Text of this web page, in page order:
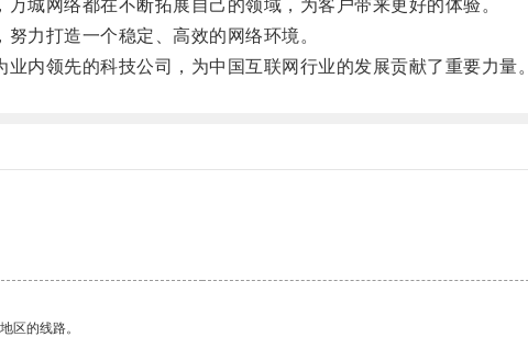
网络都在不断拓展自己的领域，为客户带来更好的体验。
力打造一个稳定、高效的网络环境。
领先的科技公司，为中国互联网行业的发展贡献了重要力量。
区的线路。